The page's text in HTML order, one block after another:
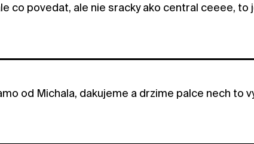
co povedat, ale nie sracky ako central ceeee, to
od Michala, dakujeme a drzime palce nech to